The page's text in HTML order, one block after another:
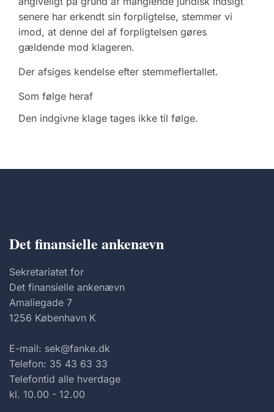
senere har erkendt sin forpligtelse, stemmer vi
imod, at denne del af forpligtelsen gøres
gældende mod klageren.
Der afsiges kendelse efter stemmeflertallet.
Som følge heraf
Den indgivne klage tages ikke til følge.
Det finansielle ankenævn
Sekretariatet for
Det finansielle ankenævn
Amaliegade 7
1256 København K
E-mail: sek@fanke.dk
Telefon: 35 43 63 33
Telefontid alle hverdage
kl. 10.00 - 12.00